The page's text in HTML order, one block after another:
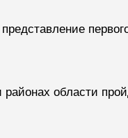
области